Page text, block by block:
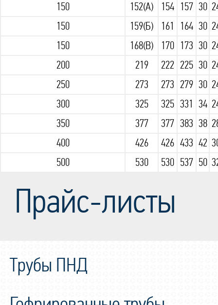
150
152(А) 154 157 30
150
159(Б) 161 164 30
150
168(В) 170 173 30
200
219 222 225 30
250
273 273 279 30
300
325 325 331 34
350
377 377 383 38
400
426 426 433 42
500
530 530 537 50
Прайс-листы
Трубы ПНД